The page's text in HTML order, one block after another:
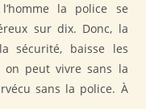
la police se
sur dix. Donc, la
sécurité, baisse les
on peut vivre sans la
sans la police. À